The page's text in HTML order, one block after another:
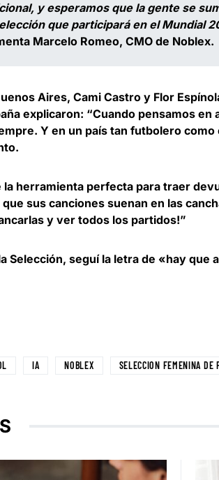
y esperamos que la gente se
que participará en el Mundial
Marcelo Romeo, CMO de Noblex.
Aires, Cami Castro y Flor
explicaron: “Cuando pensamos en
Y en un país tan futbolero
herramienta perfecta para traer
sus canciones suenan en las
y ver todos los partidos!”
Selección, seguí la letra de «hay que
IA NOBLEX SELECCION FEMENINA DE